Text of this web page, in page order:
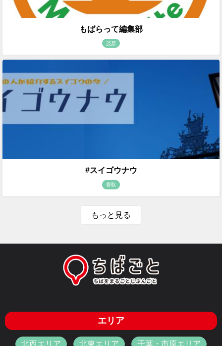
もばらって編集部
茂原
#スイゴウナウ
香取
もっと見る
エリア
北西エリア 北東エリア 千葉・市原エリア